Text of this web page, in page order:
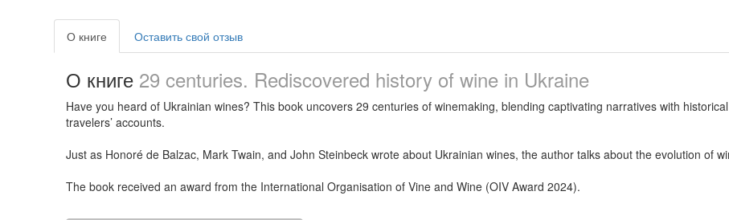
О книге Оставить свой отзыв
О книге 29 centuries. Rediscovered history of wine in Ukraine
Have you heard of Ukrainian wines? This book uncovers 29 centuries of winemaking, blending captivating narratives with
travelers’ accounts.
Just as Honoré de Balzac, Mark Twain, and John Steinbeck wrote about Ukrainian wines, the author talks about the evolution of
The book received an award from the International Organisation of Vine and Wine (OIV Award 2024).